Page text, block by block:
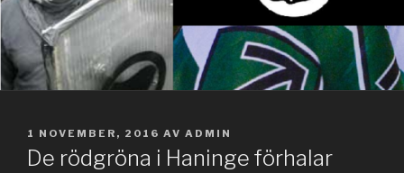
PUBLICERAT
1 NOVEMBER, 2016 AV ADMIN
De rödgröna i Haninge förhalar